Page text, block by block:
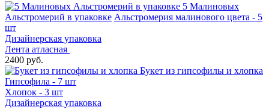
5 Малиновых
Альстромерий в упаковке Альстромерия малинового цвета - 5
шт
Дизайнерская упаковка
Лента атласная
2400 руб.
Букет из гипсофилы и хлопка
Гипсофила - 7 шт
Хлопок - 3 шт
Дизайнерская упаковка